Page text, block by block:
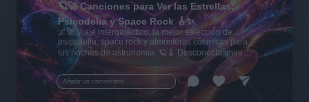
Añadir un comentario ...
🪐🚀 Canciones para Ver las Estrellas:
Psicodelia y Space Rock 🎸✨
🌌🚀 Viaje intergaláctico: la mejor selección de
psicodelia, space rock y atmósferas cósmicas para
tus noches de astronomía. 🪐🎸 Desconecta, mira
al firmamento y siente la gravedad cero. 💾 ¡Guarda
esta colección para tu próxima noche estrellada!
✨⭐